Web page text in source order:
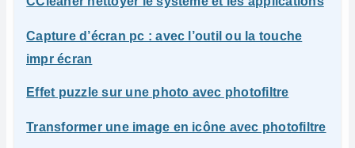
Capture d’écran pc : avec l’outil ou la touche
impr écran
Effet puzzle sur une photo avec photofiltre
Transformer une image en icône avec photofiltre